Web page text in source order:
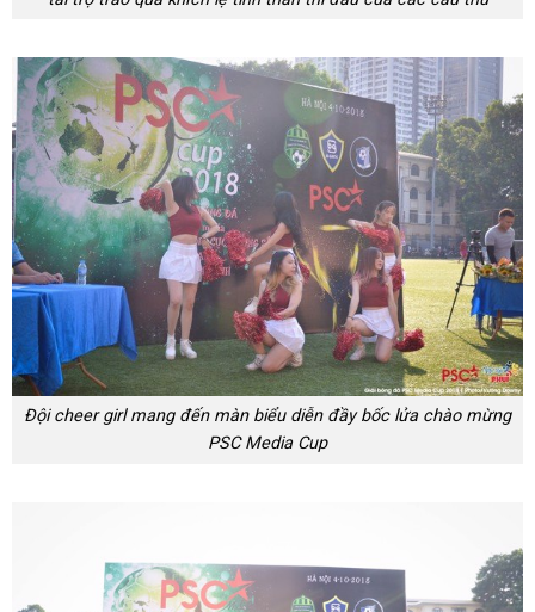
Đội cheer girl mang đến màn biểu diễn đầy bốc lửa chào mừng
PSC Media Cup